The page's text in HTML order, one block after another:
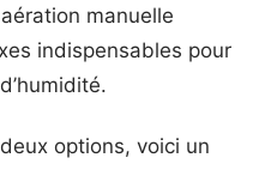
manuelle
indispensables pour
options, voici un